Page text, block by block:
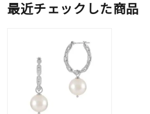
最近チェックした商品